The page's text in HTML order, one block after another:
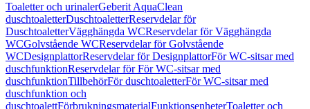
Toaletter och urinalerGeberit AquaClean
duschtoaletterDuschtoaletterReservdelar för
DuschtoaletterVägghängda WCReservdelar för Vägghängda
WCGolvstående WCReservdelar för Golvstående
WCDesignplattorReservdelar för DesignplattorFör WC-sitsar med
duschfunktionReservdelar för För WC-sitsar med
duschfunktionTillbehörFör duschtoaletterFör WC-sitsar med
duschfunktion och
duschtoalettFörbrukningsmaterialFunktionsenheterToaletter och